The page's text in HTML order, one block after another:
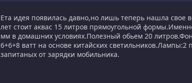
Ета идея появилась давно,но лишь теперь нашла свое
лет стоит аквас 15 литров прямоугольной
мм в домашних условиях.Полезный обьем 20
6+6+8 ватт на основе китайских
запитаных от зарядки мобильника.